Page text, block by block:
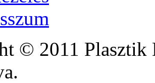
© 2011